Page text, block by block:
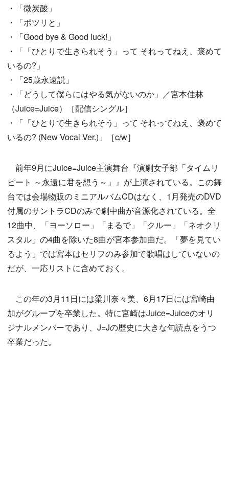
・「微炭酸」
・「ポツリと」
・「Good bye & Good luck!」
・「「ひとりで生きられそう」って それってねえ、褒めて
いるの?」
・「25歳永遠説」
・「どうして僕らにはやる気がないのか」／宮本佳林
（Juice=Juice）［配信シングル］
・「「ひとりで生きられそう」って それってねえ、褒めて
いるの? (New Vocal Ver.)」［c/w］
前年9月にJuice=Juice主演舞台『演劇女子部「タイムリ
ピート ～永遠に君を想う～」』が上演されている。この舞
台では会場物販のミニアルバムCDはなく、1月発売のDVD
付属のサントラCDのみで劇中曲が音源化されている。全
12曲中、「ヨーソロー」「まるで」「クルー」「ネオクリ
スタル」の4曲を除いた8曲が宮本参加曲だ。「夢を見てい
るよう」では宮本はセリフのみ参加で歌唱はしていないの
だが、一応リストに含めておく。
この年の3月11日には梁川奈々美、6月17日には宮崎由
加がグループを卒業した。特に宮崎はJuice=Juiceのオリ
ジナルメンバーであり、J=Jの歴史に大きな句読点をうつ
卒業だった。